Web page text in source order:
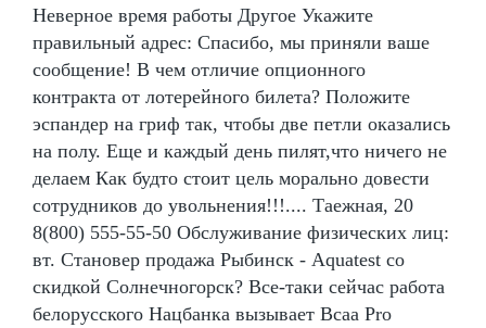
Неверное время работы Другое Укажите
правильный адрес: Спасибо, мы приняли ваше
сообщение! В чем отличие опционного
контракта от лотерейного билета? Положите
эспандер на гриф так, чтобы две петли оказались
на полу. Еще и каждый день пилят,что ничего не
делаем Как будто стоит цель морально довести
сотрудников до увольнения!!!.... Таежная, 20
8(800) 555-55-50 Обслуживание физических лиц:
вт. Становер продажа Рыбинск - Aquatest со
скидкой Солнечногорск? Все-таки сейчас работа
белорусского Нацбанка вызывает Bcaa Pro